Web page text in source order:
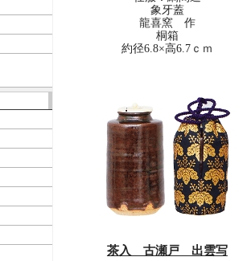
象牙蓋
龍喜窯 作
桐箱
約径6.8×高6.7ｃｍ
茶入 古瀬戸 出雲写